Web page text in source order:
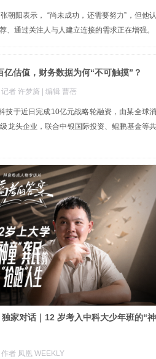
朝阳表示， “尚未成功，还需要努力”，但他认
、通过关注人与人建立连接的需求正在增强。
亿估值，财务数据为何“不可触摸”？
记者 许梦旖 | 编辑 曹蓓
技于近日完成10亿元战略轮融资，由某全球消
龙头企业，联合中银国际投资、鲲鹏基金等共
家对话｜12 岁考入中科大少年班的“神
作者 凤凰 WEEKLY